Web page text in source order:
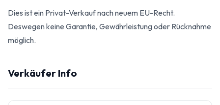
Dies ist ein Privat-Verkauf nach neuem EU-Recht.
Deswegen keine Garantie, Gewährleistung oder Rücknahme
möglich.
Verkäufer Info